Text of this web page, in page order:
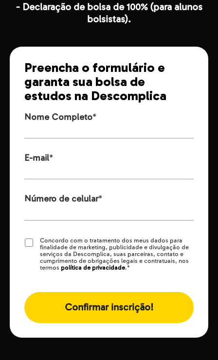
- Declaração de bolsa de 100% (para alunos
bolsistas).
Preencha o formulário e
garanta sua bolsa de
estudos na Descomplica
Nome Completo*
E-mail*
Número de celular*
Concordo com o tratamento dos meus dados para
finalidade de marketing, publicidade e divulgação de
serviços da Descomplica, suas parceiras, contato e
cumprimento de obrigações legais e contratuais, nos
termos política de privacidade.*